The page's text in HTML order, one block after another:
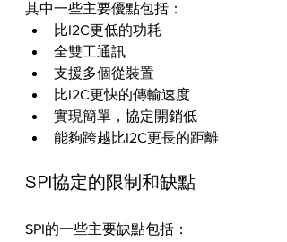
其中一些主要優點包括：
比I2C更低的功耗
全雙工通訊
支援多個從裝置
比I2C更快的傳輸速度
實現簡單，協定開銷低
能夠跨越比I2C更長的距離
SPI協定的限制和缺點
SPI的一些主要缺點包括：